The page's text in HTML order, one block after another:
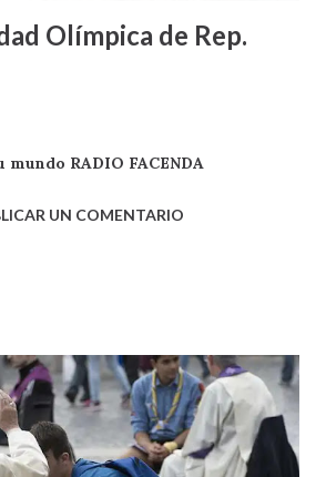
Olímpica de Rep.
RADIO FACENDA
UN COMENTARIO